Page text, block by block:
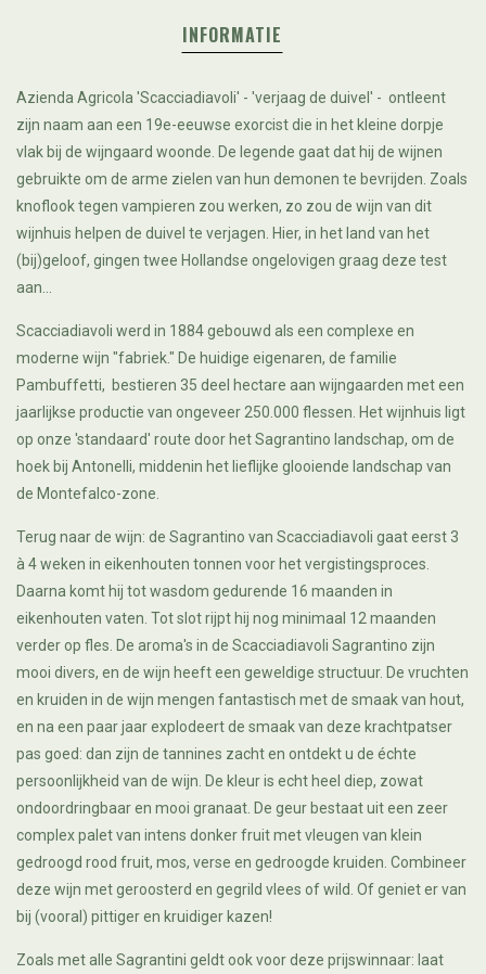
INFORMATIE
Azienda Agricola 'Scacciadiavoli' - 'verjaag de duivel' - ontleent
zijn naam aan een 19e-eeuwse exorcist die in het kleine dorpje
vlak bij de wijngaard woonde. De legende gaat dat hij de wijnen
gebruikte om de arme zielen van hun demonen te bevrijden. Zoals
knoflook tegen vampieren zou werken, zo zou de wijn van dit
wijnhuis helpen de duivel te verjagen. Hier, in het land van het
(bij)geloof, gingen twee Hollandse ongelovigen graag deze test
aan...
Scacciadiavoli werd in 1884 gebouwd als een complexe en
moderne wijn "fabriek." De huidige eigenaren, de familie
Pambuffetti, bestieren 35 deel hectare aan wijngaarden met een
jaarlijkse productie van ongeveer 250.000 flessen. Het wijnhuis ligt
op onze 'standaard' route door het Sagrantino landschap, om de
hoek bij Antonelli, middenin het lieflijke glooiende landschap van
de Montefalco-zone.
Terug naar de wijn: de Sagrantino van Scacciadiavoli gaat eerst 3
à 4 weken in eikenhouten tonnen voor het vergistingsproces.
Daarna komt hij tot wasdom gedurende 16 maanden in
eikenhouten vaten. Tot slot rijpt hij nog minimaal 12 maanden
verder op fles. De aroma's in de Scacciadiavoli Sagrantino zijn
mooi divers, en de wijn heeft een geweldige structuur. De vruchten
en kruiden in de wijn mengen fantastisch metde smaak van hout,
en na een paar jaar explodeert de smaak van deze krachtpatser
pas goed: dan zijn de tannines zacht en ontdekt u de échte
persoonlijkheid van de wijn. De kleur is echt heel diep, zowat
ondoordringbaar en mooi granaat. De geur bestaat uit een zeer
complex palet van intens donker fruit met vleugen van klein
gedroogd rood fruit, mos, verse en gedroogde kruiden. Combineer
deze wijn met geroosterd en gegrild vlees of wild. Of geniet er van
bij (vooral) pittiger en kruidiger kazen!
Zoals met alle Sagrantini geldt ook voor deze prijswinnaar: laat